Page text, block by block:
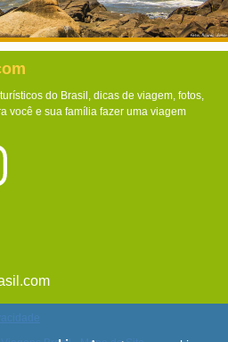
do Brasil, dicas de viagem, fotos,
você e sua família fazer uma viagem